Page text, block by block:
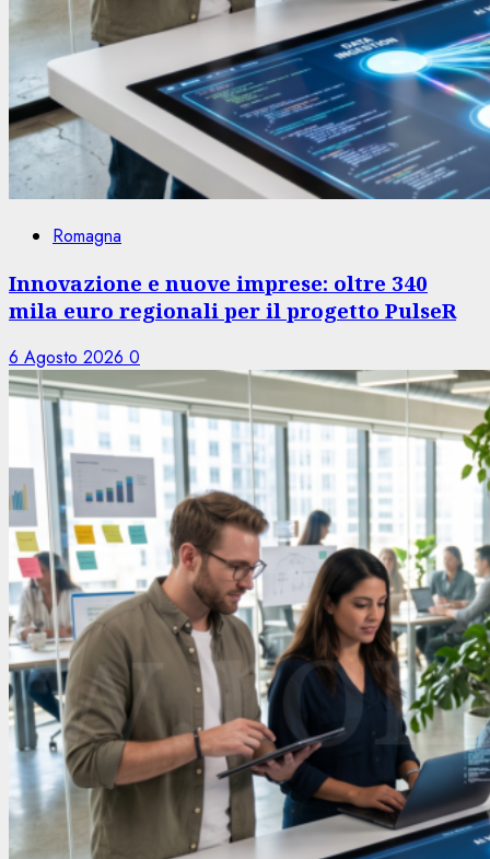
Romagna
Innovazione e nuove imprese: oltre 340
mila euro regionali per il progetto PulseR
6 Agosto 2026 0